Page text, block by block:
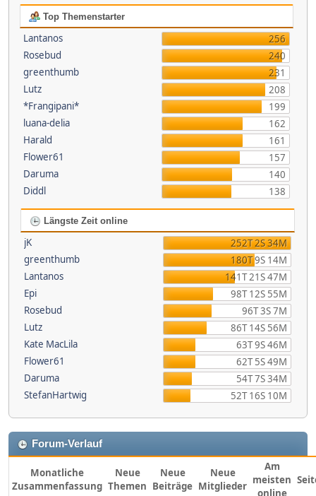
Top Themenstarter
Lantanos
256
Rosebud
240
greenthumb
231
Lutz
208
*Frangipani*
199
luana-delia
162
Harald
161
Flower61
157
Daruma
140
Diddl
138
Längste Zeit online
jK
252T 2S 34M
greenthumb
180T 9S 14M
Lantanos
141T 21S 47M
Epi
98T 12S 55M
Rosebud
96T 3S 7M
Lutz
86T 14S 56M
Kate MacLila
63T 9S 46M
Flower61
62T 5S 49M
Daruma
54T 7S 34M
StefanHartwig
52T 16S 10M
Forum-Verlauf
Monatliche
Zusammenfassung
Neue
Themen
Neue
Beiträge
Neue
Mitglieder
Am
meisten
online